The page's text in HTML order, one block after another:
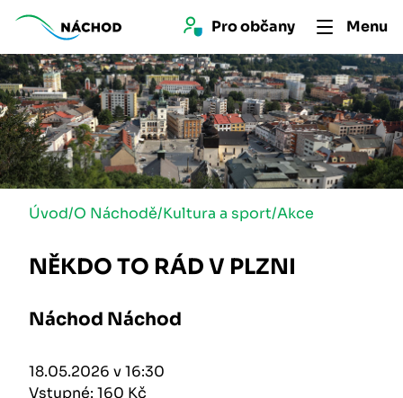
Pro občany Menu
Úvod/O Náchodě/Kultura a sport/Akce
NĚKDO TO RÁD V PLZNI
Náchod Náchod
18.05.2026 v 16:30
Vstupné: 160 Kč